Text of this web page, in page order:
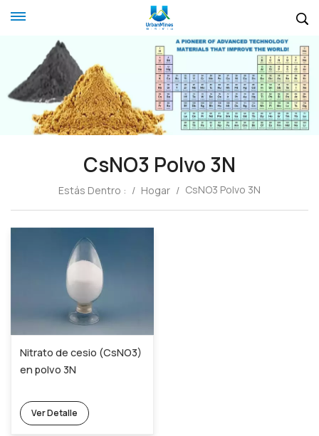
CsNO3 Polvo 3N
Estás Dentro : / Hogar / CsNO3 Polvo 3N
Nitrato de cesio (CsNO3)
en polvo 3N
Ver Detalle